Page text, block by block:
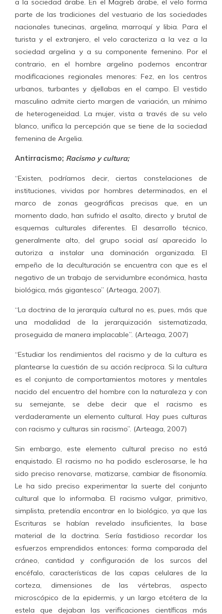
a la sociedad árabe. En el Magreb árabe, el velo forma
parte de las tradiciones del vestuario de las sociedades
nacionales tunecinas, argelina, marroquí y libia. Para el
turista y el extranjero, el velo caracteriza a la vez a la
sociedad argelina y a su componente femenino. Por el
contrario, en el hombre argelino podemos encontrar
modificaciones regionales menores: Fez, en los centros
urbanos, turbantes y djellabas en el campo. El vestido
masculino admite cierto margen de variación, un mínimo
de heterogeneidad. La mujer, vista a través de su velo
blanco, unifica la percepción que se tiene de la sociedad
femenina de Argelia.
Antirracismo; Racismo y cultura;
“Existen, podríamos decir, ciertas constelaciones de
instituciones, vividas por hombres determinados, en el
marco de zonas geográficas precisas que, en un
momento dado, han sufrido el asalto, directo y brutal de
esquemas culturales diferentes. El desarrollo técnico,
generalmente alto, del grupo social así aparecido lo
autoriza a instalar una dominación organizada. El
empeño de la deculturación se encuentra con que es el
negativo de un trabajo de servidumbre económica, hasta
biológica, más gigantesco” (Arteaga, 2007).
“La doctrina de la jerarquía cultural no es, pues, más que
una modalidad de la jerarquización sistematizada,
proseguida de manera implacable”. (Arteaga, 2007)
“Estudiar los rendimientos del racismo y de la cultura es
plantearse la cuestión de su acción recíproca. Si la cultura
es el conjunto de comportamientos motores y mentales
nacido del encuentro del hombre con la naturaleza y con
su semejante, se debe decir que el racismo es
verdaderamente un elemento cultural. Hay pues culturas
con racismo y culturas sin racismo”. (Arteaga, 2007)
Sin embargo, este elemento cultural preciso no está
enquistado. El racismo no ha podido esclerosarse, le ha
sido preciso renovarse, matizarse, cambiar de fisonomía.
Le ha sido preciso experimentar la suerte del conjunto
cultural que lo informaba. El racismo vulgar, primitivo,
simplista, pretendía encontrar en lo biológico, ya que las
Escrituras se habían revelado insuficientes, la base
material de la doctrina. Sería fastidioso recordar los
esfuerzos emprendidos entonces: forma comparada del
cráneo, cantidad y configuración de los surcos del
encéfalo, características de las capas celulares de la
corteza, dimensiones de las vértebras, aspecto
microscópico de la epidermis, y un largo etcétera de la
estela que dejaban las verificaciones científicas más